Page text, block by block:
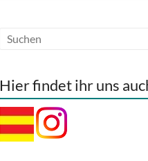
Hier findet ihr uns